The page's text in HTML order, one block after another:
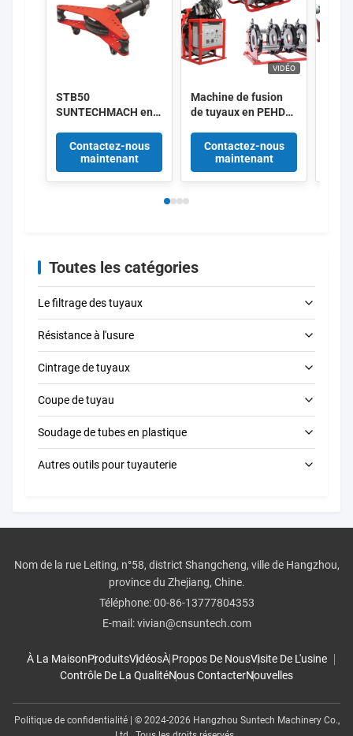
STB50
SUNTECHMACH en
étirement de tuyaux
hydrauliques manuel
1/2′′-2′′
Contactez-nous
maintenant
VIDÉO
Machine de fusion
de tuyaux en PEHD
12.65KW 400mm à
630mm 380V
Fournisseur
Contactez-nous
maintenant
Toutes les catégories
Le filtrage des tuyaux
Machines à filtrage de tuyaux électriques
Machines portatives à fileter les tuyaux
Résistance à l'usure
Machines électriques à rainurer les tuyaux
Machines à couler automatiquement des rouleaux
Rainures manuelles
Cintrage de tuyaux
Cintreuses électriques de tuyau
Cintres de tuyaux manuels
Coupe de tuyau
Machines de coupe de tuyaux électriques
Machines de découpe de trous de tuyaux
Soudage de tubes en plastique
machine à fusion pour fesses
Machines à fusion manuelle à fesse
Machine de soudage par prise
Autres outils pour tuyauterie
Machines de nettoyage des égouts
Machines à découpage de tuyaux
Accessoires d'outils à tuyauterie
Outils industriels
Nom de la rue Leiting, n°58, district Shangcheng, ville de Hangzhou,
province du Zhejiang, Chine.
Téléphone:00-86-13777804353
E-mail:vivian@cnsuntech.com
À La MaisonProduitsVidéosÀ Propos De NousVisite De L'usine
Contrôle De La QualitéNous ContacterNouvelles
Politique de confidentialité| © 2024-2026 Hangzhou Suntech Machinery Co.,